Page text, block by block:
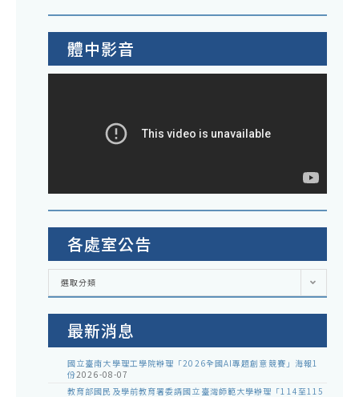
體中影音
各處室公告
各
室
選取分類
最新消息
國立臺南大學理工學院辦理「2026全國AI專題創意競賽」海報1
份2026-08-07
教育部國民及學前教育署委請國立臺灣師範大學辦理「114至115